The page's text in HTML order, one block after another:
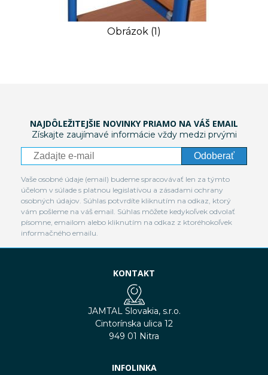
Obrázok (1)
NAJDÔLEŽITEJŠIE NOVINKY PRIAMO NA VÁŠ EMAIL
Získajte zaujímavé informácie vždy medzi prvými
Odoberať
Vaše osobné údaje (email) budeme spracovávať len za týmto
účelom v súlade s platnou legislatívou a zásadami ochrany
osobných údajov. Súhlas potvrdíte kliknutím na odkaz, ktorý
vám pošleme na váš email. Súhlas môžete kedykoľvek odvolať
písomne, emailom alebo kliknutím na odkaz z ktoréhokoľvek
informačného emailu.
KONTAKT
JAMTAL Slovakia, s.r.o.
Cintorínska ulica 12
949 01 Nitra
INFOLINKA